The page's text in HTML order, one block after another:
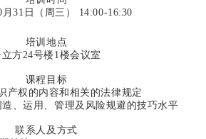
月31日（周三） 14:00-16:30
培训地点
立方24号楼1楼会议室
课程目标
产权的内容和相关的法律规定
、运用、管理及风险规避的技巧水平
联系人及方式